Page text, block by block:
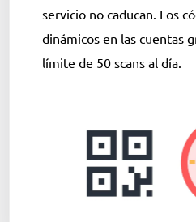
servicio no caducan. Los
dinámicos en las cuentas
límite de 50 scans al día.